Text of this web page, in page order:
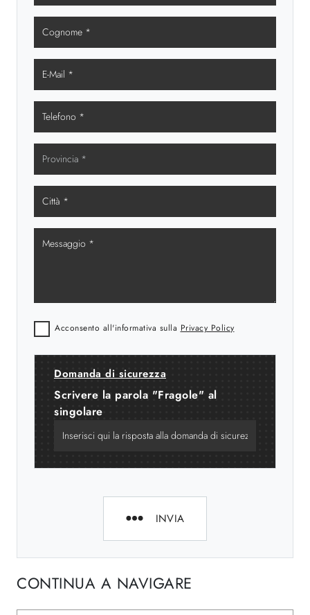
Acconsento all'informativa sulla Privacy Policy
Domanda di sicurezza
Scrivere la parola "Fragole" al
singolare
INVIA
CONTINUA A NAVIGARE